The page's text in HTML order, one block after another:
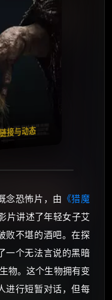
接与动态
念恐怖片，由 《猎魔
片讲述了年轻女子艾
败不堪的酒吧。在探
一个无法言说的黑暗
物。这个生物拥有变
进行短暂对话，但每